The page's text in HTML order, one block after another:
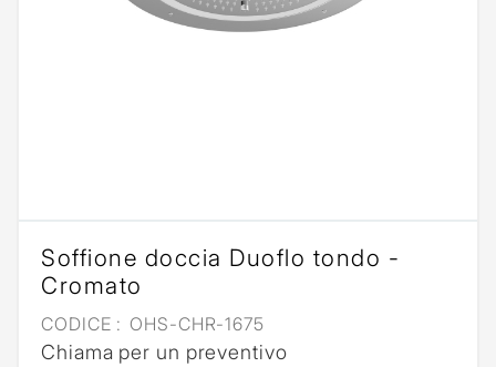
Soffione doccia Duoflo tondo -
Cromato
CODICE : OHS-CHR-1675
Chiama per un preventivo